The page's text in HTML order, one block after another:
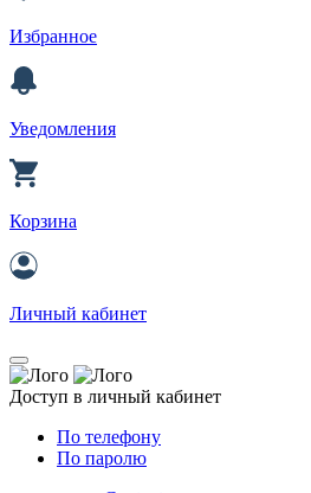
Избранное
Уведомления
Корзина
Личный кабинет
Доступ в личный кабинет
По телефону
По паролю